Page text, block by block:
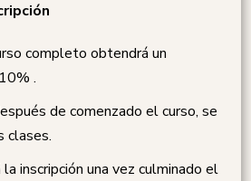
completo obtendrá un
.
de comenzado el curso, se
clases.
inscripción una vez culminado el